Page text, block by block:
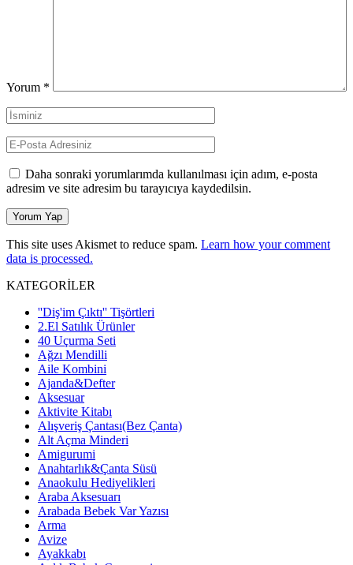
Yorum *
Daha sonraki yorumlarımda kullanılması için adım, e-posta
adresim ve site adresim bu tarayıcıya kaydedilsin.
This site uses Akismet to reduce spam. Learn how your comment
data is processed.
KATEGORİLER
''Diş'im Çıktı'' Tişörtleri
2.El Satılık Ürünler
40 Uçurma Seti
Ağzı Mendilli
Aile Kombini
Ajanda&Defter
Aksesuar
Aktivite Kitabı
Alışveriş Çantası(Bez Çanta)
Alt Açma Minderi
Amigurumi
Anahtarlık&Çanta Süsü
Anaokulu Hediyelikleri
Araba Aksesuarı
Arabada Bebek Var Yazısı
Arma
Avize
Ayakkabı